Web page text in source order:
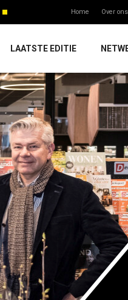
Home Over ons
LAATSTE EDITIE